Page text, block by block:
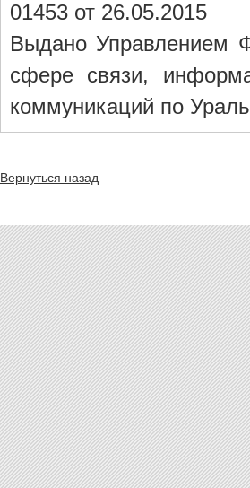
01453 от 26.05.2015
Выдано Управлением
сфере связи,
коммуникаций по
Вернуться назад